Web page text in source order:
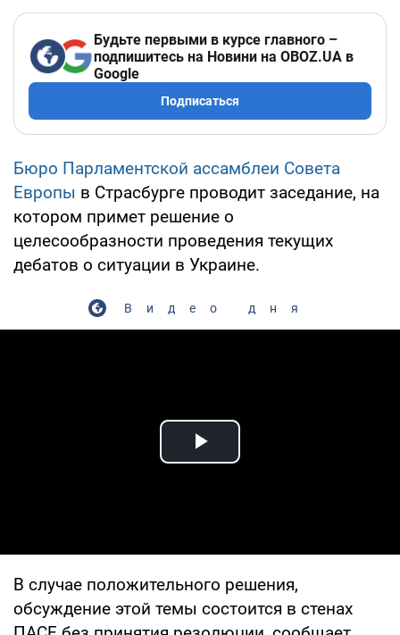
Будьте первыми в курсе главного –
подпишитесь на Новини на OBOZ.UA в
Google
Подписаться
Бюро Парламентской ассамблеи Совета
Европы в Страсбурге проводит заседание, на
котором примет решение о
целесообразности проведения текущих
дебатов о ситуации в Украине.
Видео дня
Play Video
В случае положительного решения,
обсуждение этой темы состоится в стенах